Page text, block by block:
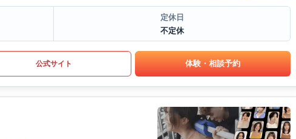
定休日
不定休
公式サイト 体験・相談予約